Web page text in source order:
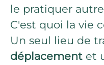
le pratiquer
C'est quoi la vie
Un seul lieu de
déplacement et